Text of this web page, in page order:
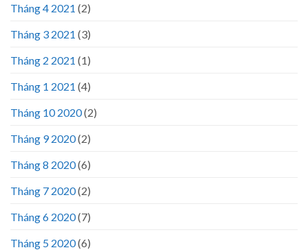
Tháng 4 2021 (2)
Tháng 3 2021 (3)
Tháng 2 2021 (1)
Tháng 1 2021 (4)
Tháng 10 2020(2)
Tháng 9 2020(2)
Tháng 8 2020(6)
Tháng 7 2020(2)
Tháng 6 2020(7)
Tháng 5 2020(6)